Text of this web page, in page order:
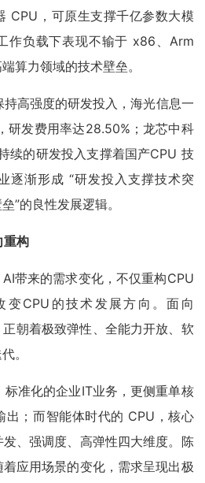
CPU，可原生支撑千亿参数大模
作负载下表现不输于 x86、Arm
算力领域的技术壁垒。
高强度的研发投入，海光信息一
研发费用率达28.50%；龙芯中科
续的研发投入支撑着国产CPU 技
逐渐形成 “研发投入支撑技术突
”的良性发展逻辑。
重构
带来的需求变化，不仅重构CPU
变CPU的技术发展方向。面向
朝着极致弹性、全能力开放、软
。
准化的企业IT业务，更侧重单核
出；而智能体时代的 CPU，核心
、强调度、高弹性四大维度。陈
应用场景的变化，需求呈现出极